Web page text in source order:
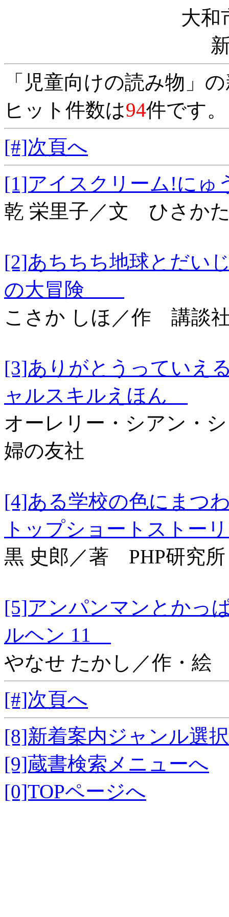
大和
「児童向けの読み物」
ヒット件数は94件です
[#]次頁へ
[1]アイスクリーム!
乾 栄里子／文 ひさか
[2]あちちち地球とだ
の大冒険
こさか しほ／作 講談
[3]ありがとうってい
ャルスキルえほん
オーレリー・シアン・
婦の友社
[4]ある学校の色にま
トップショートスト
黒 史郎／著 PHP研究所
[5]アンパンマンとか
ルヘン 11
やなせ たかし／作・絵
[#]次頁へ
[8]新着案内ジャンル選
[9]蔵書検索メニューへ
[0]TOPページへ